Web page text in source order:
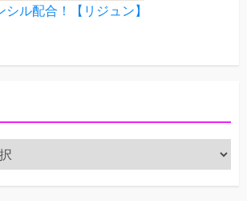
ル配合！【リジュン】